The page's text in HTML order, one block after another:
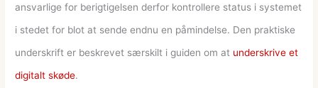
ansvarlige for berigtigelsen derfor kontrollere status i systemet
i stedet for blot at sende endnu en påmindelse. Den praktiske
underskrift er beskrevet særskilt i guiden om at underskrive et
digitalt skøde.